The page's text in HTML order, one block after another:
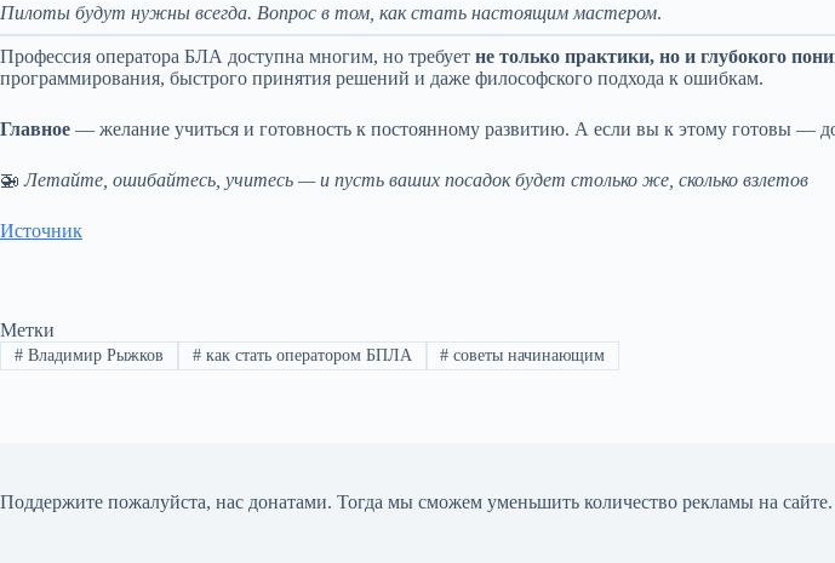
Пилоты будут нужны всегда. Вопрос в том, как стать настоящим мастером.
Профессия оператора БЛА доступна многим, но требует не только практики, но и глубокого
программирования, быстрого принятия решений и даже философского подхода к ошибкам.
Главное — желание учиться и готовность к постоянному развитию. А если вы к этому готовы —
🚁Летайте, ошибайтесь, учитесь — и пусть ваших посадок будет столько же, сколько взлетов
Источник
Метки
#Владимир Рыжков #как стать оператором БПЛА # советы начинающим
Поддержите пожалуйста, нас донатами. Тогда мы сможем уменьшить количество рекламы на